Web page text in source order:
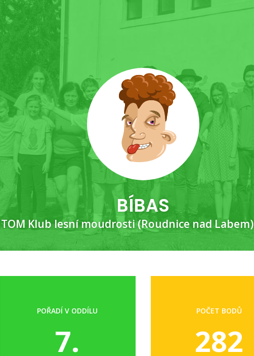
BÍBAS
TOM Klub lesní moudrosti (Roudnice nad Labem)
POŘADÍ V ODDÍLU
7.
POČET BODŮ
282